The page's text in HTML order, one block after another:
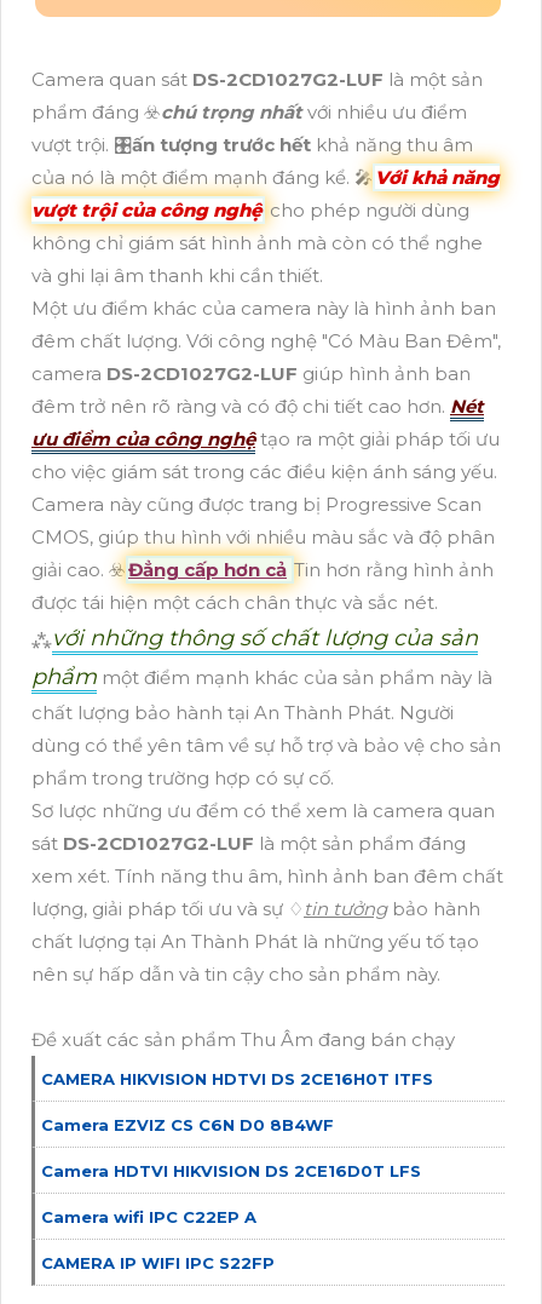
Camera quan sát DS-2CD1027G2-LUF là một sản
phẩm đáng ☣️chú trọng nhấtvới nhiều ưu điểm
vượt trội. 🎛ấn tượng trước hết khả năng thu âm
của nó là một điểm mạnh đáng kể. 🎤 Với khả năng
vượt trội của công nghệ cho phép người dùng
không chỉ giám sát hình ảnh mà còn có thể nghe
và ghi lại âm thanh khi cần thiết.
Một ưu điểm khác của camera này là hình ảnh ban
đêm chất lượng. Với công nghệ "Có Màu Ban Đêm",
camera DS-2CD1027G2-LUF giúp hình ảnh ban
đêm trở nên rõ ràng và có độ chi tiết cao hơn. Nét
ưu điểm của công nghệtạo ra một giải pháp tối ưu
cho việc giám sát trong các điều kiện ánh sáng yếu.
Camera này cũng được trang bị Progressive Scan
CMOS, giúp thu hình với nhiều màu sắc và độ phân
giải cao. ☣️Đẳng cấp hơn cả Tin hơn rằng hình ảnh
được tái hiện một cách chân thực và sắc nét.
⁂với những thông số chất lượng của sản
phẩm một điểm mạnh khác của sản phẩm này là
chất lượng bảo hành tại An Thành Phát. Người
dùng có thể yên tâm về sự hỗ trợ và bảo vệ cho sản
phẩm trong trường hợp có sự cố.
Sơ lược những ưu đểm có thể xem là camera quan
sát DS-2CD1027G2-LUF là một sản phẩm đáng
xem xét. Tính năng thu âm, hình ảnh ban đêm chất
lượng, giải pháp tối ưu và sự ♢ tin tưởngbảo hành
chất lượng tại An Thành Phát là những yếu tố tạo
nên sự hấp dẫn và tin cậy cho sản phẩm này.
Đề xuất các sản phẩm Thu Âm đang bán chạy
CAMERA HIKVISION HDTVI DS 2CE16H0T ITFS
Camera EZVIZ CS C6N D0 8B4WF
Camera HDTVI HIKVISION DS 2CE16D0T LFS
Camera wifi IPC C22EP A
CAMERA IP WIFI IPC S22FP